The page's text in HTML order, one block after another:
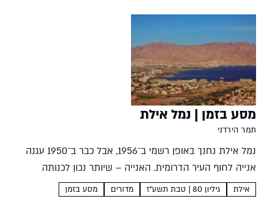
מסע בזמן | נמל אילת
תמר הירדני
נמל אילת נחנך באופן רשמי ב־1956, אבל כבר ב־1950 עגנה
אנייה לחוף העיר הדרומית. האנייה – שיותר נכון לכנותה
גרוטאה צפה — הביאה מטען יקר בדמות כתבי יד של יהדות
אילת גיליון 80 | טבת תשע"ז מדורים מסע בזמן